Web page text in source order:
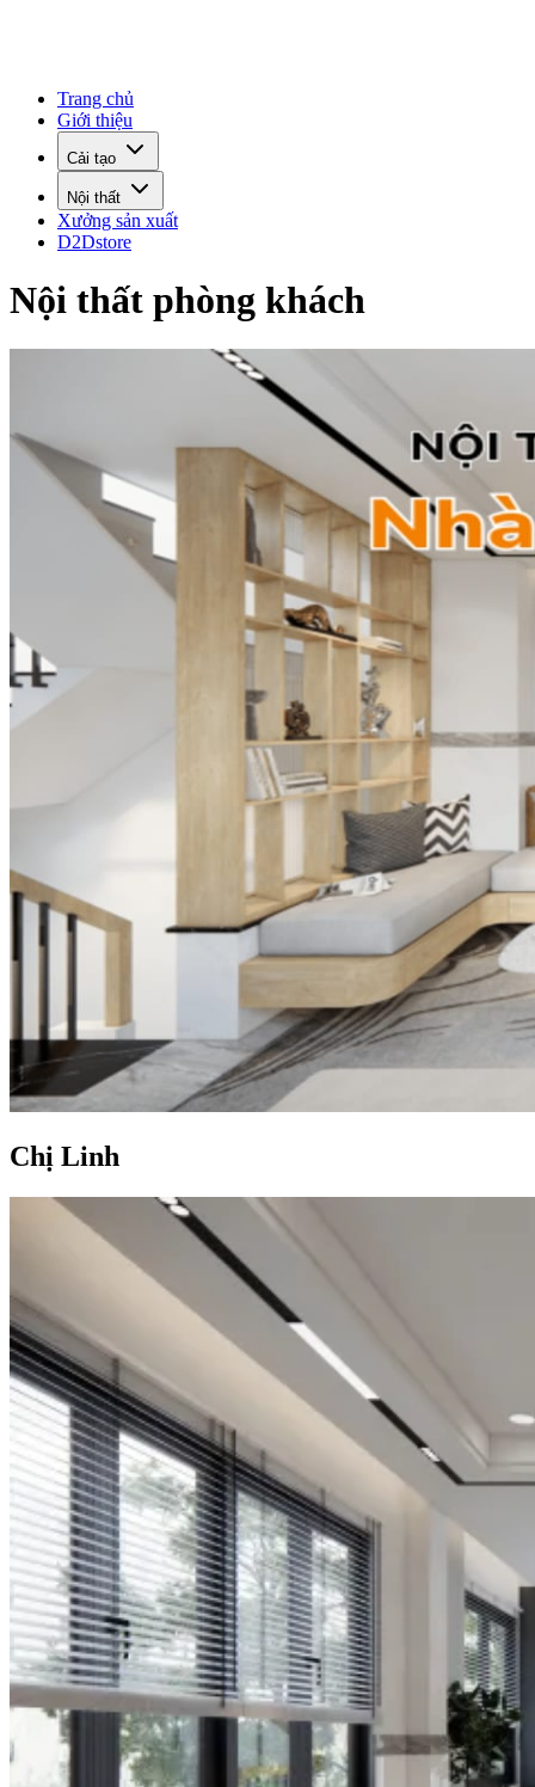
Trang chủ
Giới thiệu
Cải tạo
Nội thất
Xưởng sản xuất
D2Dstore
Nội thất phòng khách
Chị Linh